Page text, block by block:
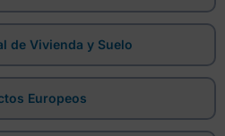
de Vivienda y Suelo
Europeos